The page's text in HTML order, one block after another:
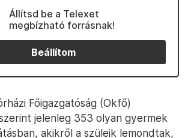
Állítsd be a Telexet
megbízható forrásnak!
Beállítom
Főigazgatóság (Okfő)
jelenleg 353 olyan gyermek
akikről a szüleik lemondtak,